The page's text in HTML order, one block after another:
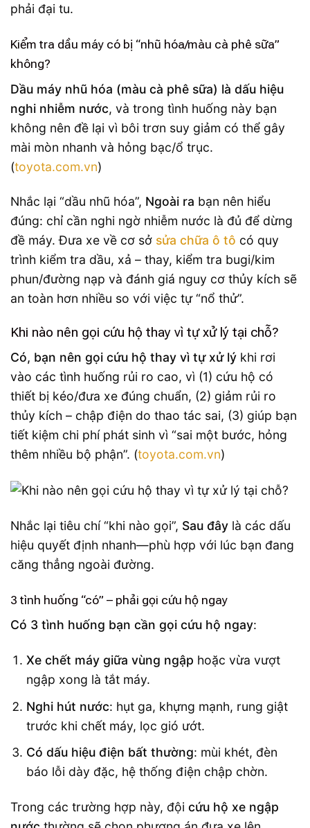
phải đại tu.
Kiểm tra dầu máy có bị “nhũ hóa/màu cà phê sữa”
không?
Dầu máy nhũ hóa (màu cà phê sữa) là dấu hiệu
nghi nhiễm nước, và trong tình huống này bạn
không nên đề lại vì bôi trơn suy giảm có thể gây
mài mòn nhanh và hỏng bạc/ổ trục.
(toyota.com.vn)
Nhắc lại “dầu nhũ hóa”, Ngoài ra bạn nên hiểu
đúng: chỉ cần nghi ngờ nhiễm nước là đủ để dừng
đề máy. Đưa xe về cơ sở sửa chữa ô tô có quy
trình kiểm tra dầu, xả – thay, kiểm tra bugi/kim
phun/đường nạp và đánh giá nguy cơ thủy kích sẽ
an toàn hơn nhiều so với việc tự “nổ thử”.
Khi nào nên gọi cứu hộ thay vì tự xử lý tại chỗ?
Có, bạn nên gọi cứu hộ thay vì tự xử lý khi rơi
vào các tình huống rủi ro cao, vì (1) cứu hộ có
thiết bị kéo/đưa xe đúng chuẩn, (2) giảm rủi ro
thủy kích – chập điện do thao tác sai, (3) giúp bạn
tiết kiệm chi phí phát sinh vì “sai một bước, hỏng
thêm nhiều bộ phận”. (toyota.com.vn)
Nhắc lại tiêu chí “khi nào gọi”, Sau đây là các dấu
hiệu quyết định nhanh—phù hợp với lúc bạn đang
căng thẳng ngoài đường.
3 tình huống “có” – phải gọi cứu hộ ngay
Có 3 tình huống bạn cần gọi cứu hộ ngay:
Xe chết máy giữa vùng ngập hoặc vừa vượt
ngập xong là tắt máy.
Nghi hút nước: hụt ga, khựng mạnh, rung giật
trước khi chết máy, lọc gió ướt.
Có dấu hiệu điện bất thường: mùi khét, đèn
báo lỗi dày đặc, hệ thống điện chập chờn.
Trong các trường hợp này, đội cứu hộ xe ngập